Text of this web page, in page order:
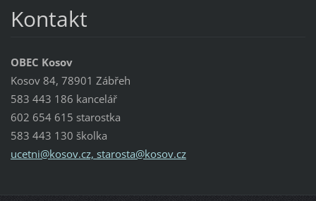
Kontakt
OBEC Kosov
Kosov 84, 78901 Zábřeh
583 443 186 kancelář
602 654 615 starostka
583 443 130 školka
ucetni@kosov.cz, starosta@kosov.cz